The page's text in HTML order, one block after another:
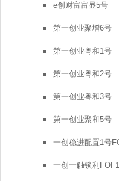
e创财富富显5号
第一创业聚增6号
第一创业粤和1号
第一创业粤和2号
第一创业粤和3号
第一创业聚和5号
一创稳进配置1号
一创一触锁利